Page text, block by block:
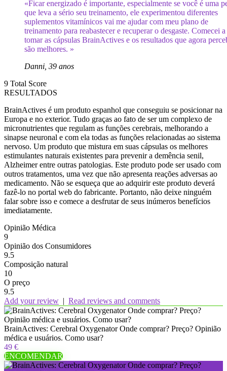
«Ficar energizado é importante, especialmente se você é uma
que leva a sério seu treinamento, ele experimentou diferentes
suplementos vitamínicos vai me ajudar com meu plano de
treinamento para reabastecer e recuperar o desgaste. Comecei a
tomar as cápsulas BrainActives e os resultados que agora
são melhores. »
Danni, 39 anos
9 Total Score
RESULTADOS
BrainActives é um produto espanhol que conseguiu se posicionar na
Europa e no exterior. Tudo graças ao fato de ser um complexo de
micronutrientes que regulam as funções cerebrais, melhorando a
sinapse neuronal e com ela todas as funções relacionadas ao sistema
nervoso. Um produto que mistura em suas cápsulas os melhores
estimulantes naturais existentes para prevenir a demência senil,
Alzheimer entre outras patologias. Este produto pode ser usado com
outros tratamentos, uma vez que não apresenta reações adversas ao
medicamento. Não se esqueça que ao adquirir este produto deverá
fazê-lo no portal web do fabricante. Portanto, não deixe ninguém
falar sobre isso e comece a desfrutar de seus inúmeros benefícios
imediatamente.
Opinião Médica
9
Opinião dos Consumidores
9.5
Composição natural
10
O preço
9.5
Add your review | Read reviews and comments
BrainActives: Cerebral Oxygenator Onde comprar? Preço? Opinião
médica e usuários. Como usar?
49 €
ENCOMENDAR